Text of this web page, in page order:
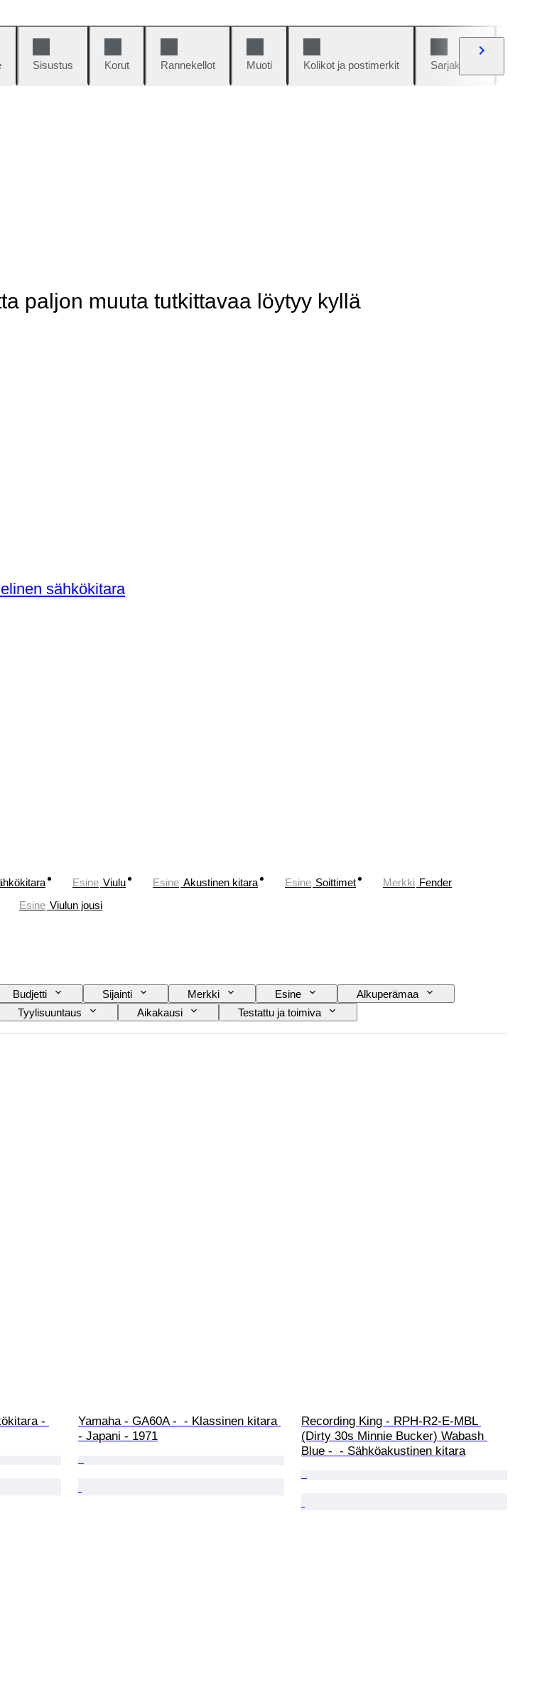
Sisustus Korut Rannekellot Muoti Kolikot ja postimerkit Sarjakuvat
paljon muuta tutkittavaa löytyy kyllä
- Demon 7 Fr Crb 7 Corde - - 7-kielinen sähkökitara
Esine Viulu Esine Akustinen kitara Esine Soittimet Merkki Fender
Esine Viulun jousi
Budjetti Sijainti Merkki Esine
Alkuperämaa
Tyylisuuntaus Aikakausi Testattu ja toimiva
-
Yamaha - GA60A -  - Klassinen kitara
- Japani - 1971
Recording King - RPH-R2-E-MBL
(Dirty 30s Minnie Bucker) Wabash
Blue -  - Sähköakustinen kitara